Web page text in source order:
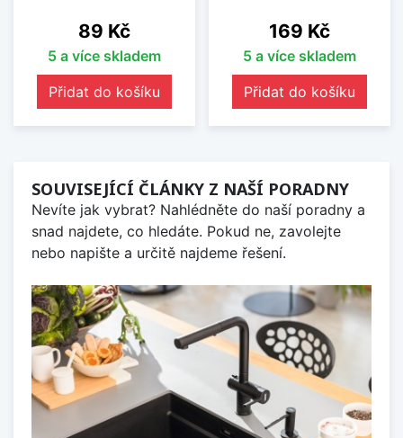
Cena
89 Kč
5 a více skladem
Přidat do košíku
Cena
169 Kč
5 a více skladem
Přidat do košíku
SOUVISEJÍCÍ ČLÁNKY Z NAŠÍ PORADNY
Nevíte jak vybrat? Nahlédněte do naší poradny a
snad najdete, co hledáte. Pokud ne, zavolejte
nebo napište a určitě najdeme řešení.